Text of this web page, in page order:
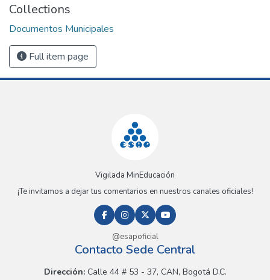
Collections
Documentos Municipales
Full item page
Vigilada MinEducación
¡Te invitamos a dejar tus comentarios en nuestros canales oficiales!
@esapoficial
Contacto Sede Central
Dirección:Calle 44 # 53 - 37, CAN, Bogotá D.C.